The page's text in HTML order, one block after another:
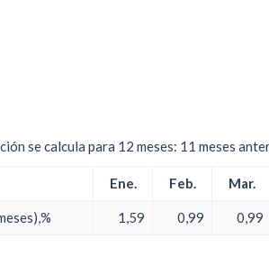
se calcula para 12 meses: 11 meses
Ene. Feb. Mar.
1,59 0,99 0,99